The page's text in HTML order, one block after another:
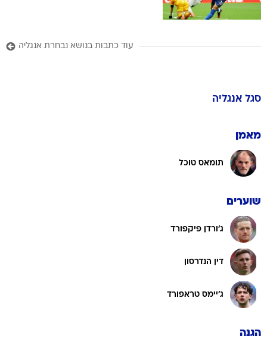
עוד כתבות בנושא נבחרת אנגליה
סגל אנגליה
מאמן
תומאס טוכל
שוערים
ג'ורדן פיקפורד
דין הנדרסון
ג'יימס טראפורד
הגנה